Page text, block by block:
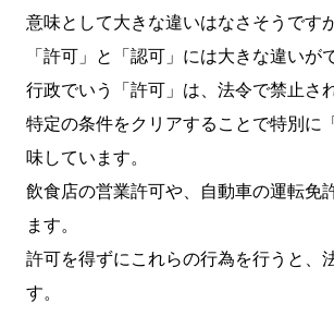
意味として大きな違いはなさそうです
「許可」と「認可」には大きな違いが
行政でいう「許可」は、法令で禁止さ
特定の条件をクリアすることで特別に
味しています。
飲食店の営業許可や、自動車の運転免
ます。
許可を得ずにこれらの行為を行うと、
す。